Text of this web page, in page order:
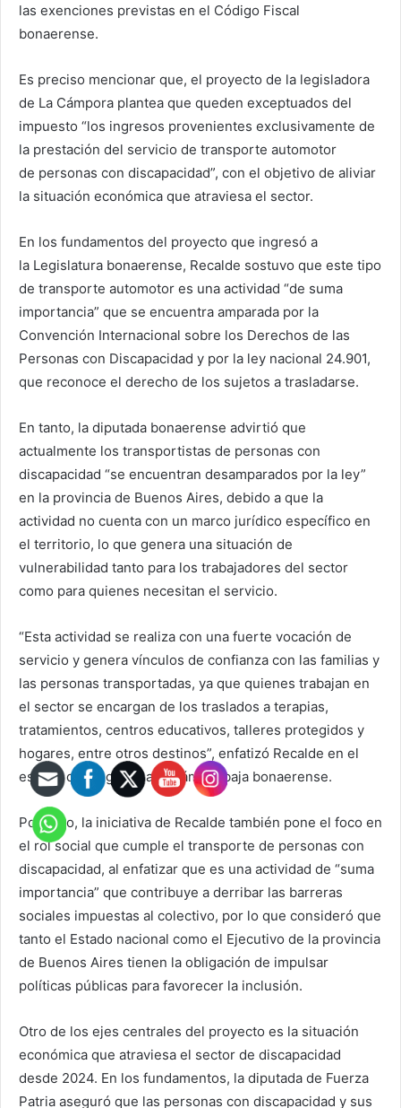
las exenciones previstas en el Código Fiscal
bonaerense.
Es preciso mencionar que, el proyecto de la legisladora
de La Cámpora plantea que queden exceptuados del
impuesto “los ingresos provenientes exclusivamente de
la prestación del servicio de transporte automotor
de personas con discapacidad”, con el objetivo de aliviar
la situación económica que atraviesa el sector.
En los fundamentos del proyecto que ingresó a
la Legislatura bonaerense, Recalde sostuvo que este tipo
de transporte automotor es una actividad “de suma
importancia” que se encuentra amparada por la
Convención Internacional sobre los Derechos de las
Personas con Discapacidad y por la ley nacional 24.901,
que reconoce el derecho de los sujetos a trasladarse.
En tanto, la diputada bonaerense advirtió que
actualmente los transportistas de personas con
discapacidad “se encuentran desamparados por la ley”
en la provincia de Buenos Aires, debido a que la
actividad no cuenta con un marco jurídico específico en
el territorio, lo que genera una situación de
vulnerabilidad tanto para los trabajadores del sector
como para quienes necesitan el servicio.
“Esta actividad se realiza con una fuerte vocación de
servicio y genera vínculos de confianza con las familias y
las personas transportadas, ya que quienes trabajan en
el sector se encargan de los traslados a terapias,
tratamientos, centros educativos, talleres protegidos y
hogares, entre otros destinos”, enfatizó Recalde en el
escrito que ingresó a la Cámara baja bonaerense.
Por caso, la iniciativa de Recalde también pone el foco en
el rol social que cumple el transporte de personas con
discapacidad, al enfatizar que es una actividad de “suma
importancia” que contribuye a derribar las barreras
sociales impuestas al colectivo, por lo que consideró que
tanto el Estado nacional como el Ejecutivo de la provincia
de Buenos Aires tienen la obligación de impulsar
políticas públicas para favorecer la inclusión.
Otro de los ejes centrales del proyecto es la situación
económica que atraviesa el sector de discapacidad
desde 2024. En los fundamentos, la diputada de Fuerza
Patria aseguró que las personas con discapacidad y sus